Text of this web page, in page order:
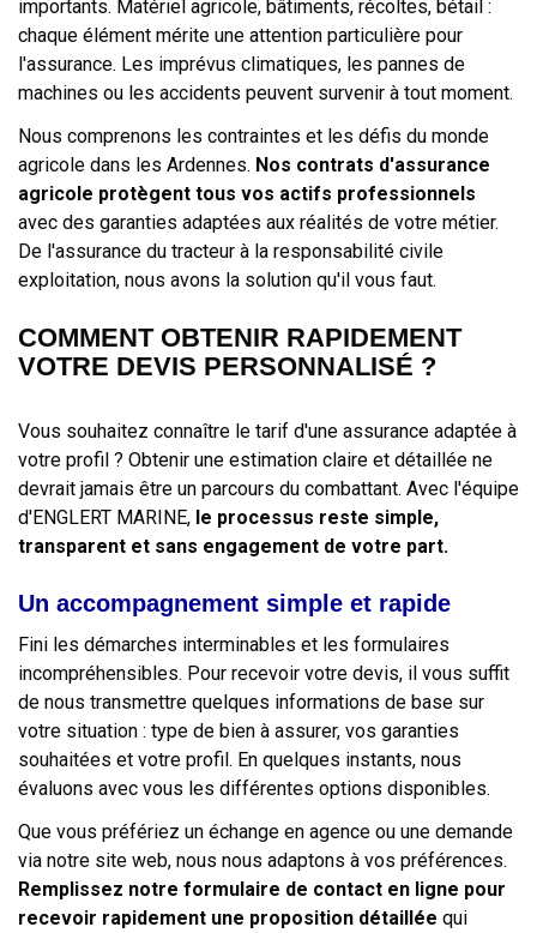
importants. Matériel agricole, bâtiments, récoltes, bétail :
chaque élément mérite une attention particulière pour
l'assurance. Les imprévus climatiques, les pannes de
machines ou les accidents peuvent survenir à tout moment.
Nous comprenons les contraintes et les défis du monde
agricole dans les Ardennes. Nos contrats d'assurance
agricole protègent tous vos actifs professionnels
avec des garanties adaptées aux réalités de votre métier.
De l'assurance du tracteur à la responsabilité civile
exploitation, nous avons la solution qu'il vous faut.
COMMENT OBTENIR RAPIDEMENT
VOTRE DEVIS PERSONNALISÉ ?
Vous souhaitez connaître le tarif d'une assurance adaptée à
votre profil ? Obtenir une estimation claire et détaillée ne
devrait jamais être un parcours du combattant. Avec l'équipe
d'ENGLERT MARINE, le processus reste simple,
transparent et sans engagement de votre part.
Un accompagnement simple et rapide
Fini les démarches interminables et les formulaires
incompréhensibles. Pour recevoir votre devis, il vous suffit
de nous transmettre quelques informations de base sur
votre situation : type de bien à assurer, vos garanties
souhaitées et votre profil. En quelques instants, nous
évaluons avec vous les différentes options disponibles.
Que vous préfériez un échange en agence ou une demande
via notre site web, nous nous adaptons à vos préférences.
Remplissez notre formulaire de contact en ligne pour
recevoir rapidement une proposition détaillée qui